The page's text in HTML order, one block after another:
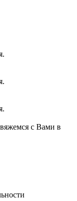
с Вами в